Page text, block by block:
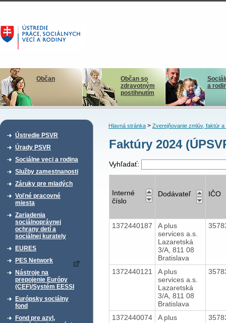
Občan
Občan so
zdravotným
postihnutím
a
Ústredie PSVR
Úrady PSVR
Sociálne veci a rodina
Služby zamestnanosti
Záruky pre mladých
Voľné pracovné
miesta
Zariadenia
sociálnoprávnej
ochrany detí a
sociálnej kurately
EURES
PES Network
Nástroje na
prepojenie Európy
(CEF)/Systém EESSI
Európsky sociálny
fond
Fond pre azyl,
Hlavná stránka> Zverejňovanie zmlúv, faktúr a
Faktúry 2024
Vyhľadať:
Interné
číslo
Dodávateľ IČO
1372440187
A plus
services a.s.
Lazaretská
3/A, 811 08
Bratislava
1372440121
A plus
services a.s.
Lazaretská
3/A, 811 08
Bratislava
1372440074
A plus